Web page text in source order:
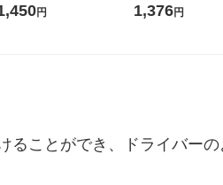
箱（20本入）ラベルレス
円
紙配合 スコッティ
1,376円
ことができ、ドライバー